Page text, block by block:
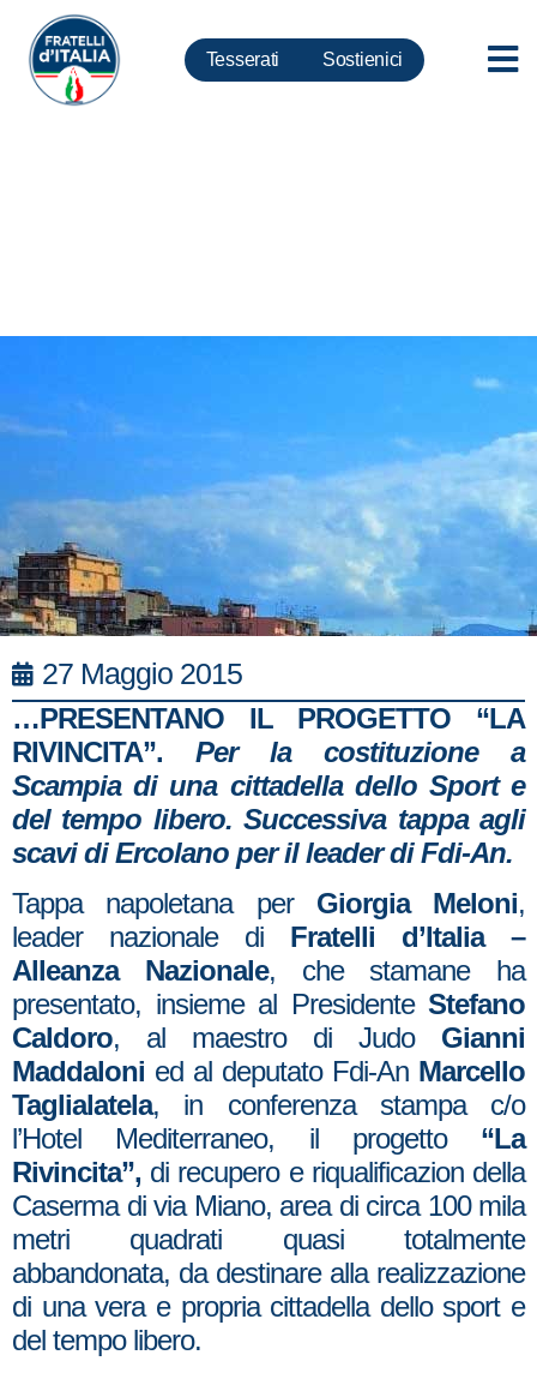
Tesserati Sostienici
27 Maggio 2015
…PRESENTANO IL PROGETTO “LA
RIVINCITA”. Per la costituzione a
Scampia di una cittadella dello Sport e
del tempo libero. Successiva tappa agli
scavi di Ercolano per il leader di Fdi-An.
Tappa napoletana per Giorgia Meloni,
leader nazionale di Fratelli d’Italia –
Alleanza Nazionale, che stamane ha
presentato, insieme al Presidente Stefano
Caldoro, al maestro di Judo Gianni
Maddaloni ed al deputato Fdi-An Marcello
Taglialatela, in conferenza stampa c/o
l’Hotel Mediterraneo, il progetto“La
Rivincita”, di recupero e riqualificazion della
Caserma di via Miano, area di circa 100 mila
metri quadrati quasi totalmente
abbandonata, da destinare alla realizzazione
di una vera e propria cittadella dello sport e
del tempo libero.